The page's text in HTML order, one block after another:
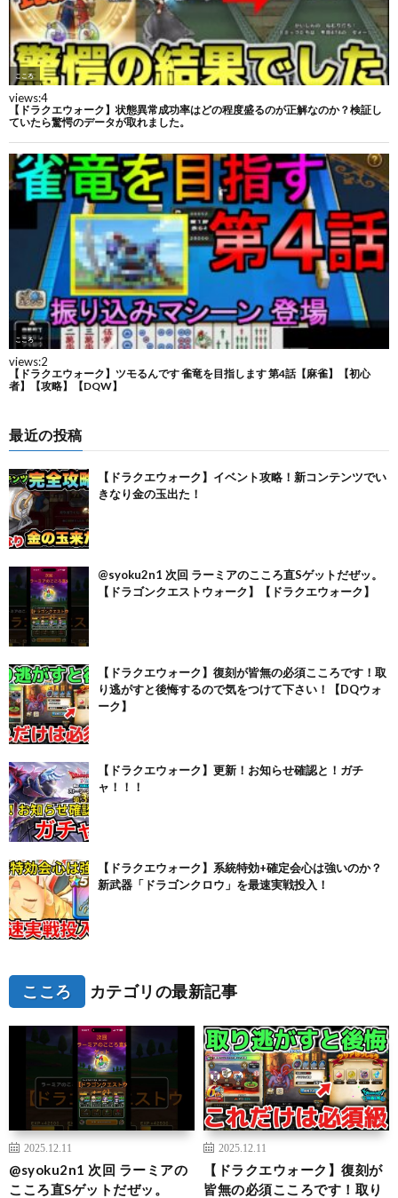
最近の投稿
【ドラクエウォーク】イベント攻略！新コンテンツでい
きなり金の玉出た！
@syoku2n1 次回 ラーミアのこころ直Sゲットだぜッ。
【ドラゴンクエストウォーク】【ドラクエウォーク】
【ドラクエウォーク】復刻が皆無の必須こころです！取
り逃がすと後悔するので気をつけて下さい！【DQウォ
ーク】
【ドラクエウォーク】更新！お知らせ確認と！ガチ
ャ！！！
【ドラクエウォーク】系統特効+確定会心は強いのか？
新武器「ドラゴンクロウ」を最速実戦投入！
こころ カテゴリの最新記事
2025.12.11
@syoku2n1 次回 ラーミアの
こころ直Sゲットだぜッ。
2025.12.11
【ドラクエウォーク】復刻が
皆無の必須こころです！取り